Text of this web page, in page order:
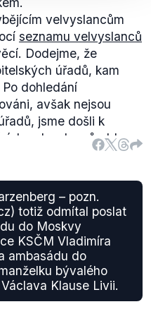
velvyslancům
seznamu velvyslanců
Dodejme, že
úřadů, kam
dohledání
avšak nejsou
jsme došli k
velvyslanců. Jde o
Gruzie, Írán,
velvyslanectví bez
však české
do Srbska.
zemí, kde
počet nicméně
kam není velvyslanec
jeho roli zastává (dle
– pozn.
totiž odmítal poslat
do Moskvy
KSČM Vladimíra
ambasádu do
bývalého
Klause Livii.